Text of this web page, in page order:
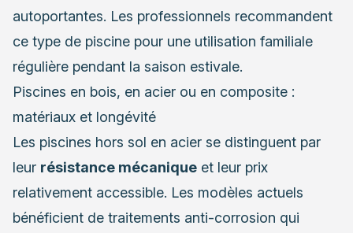
autoportantes. Les professionnels recommandent
ce type de piscine pour une utilisation familiale
régulière pendant la saison estivale.
Piscines en bois, en acier ou en composite :
matériaux et longévité
Les piscines hors sol en acier se distinguent par
leur résistance mécanique et leur prix
relativement accessible. Les modèles actuels
bénéficient de traitements anti-corrosion qui